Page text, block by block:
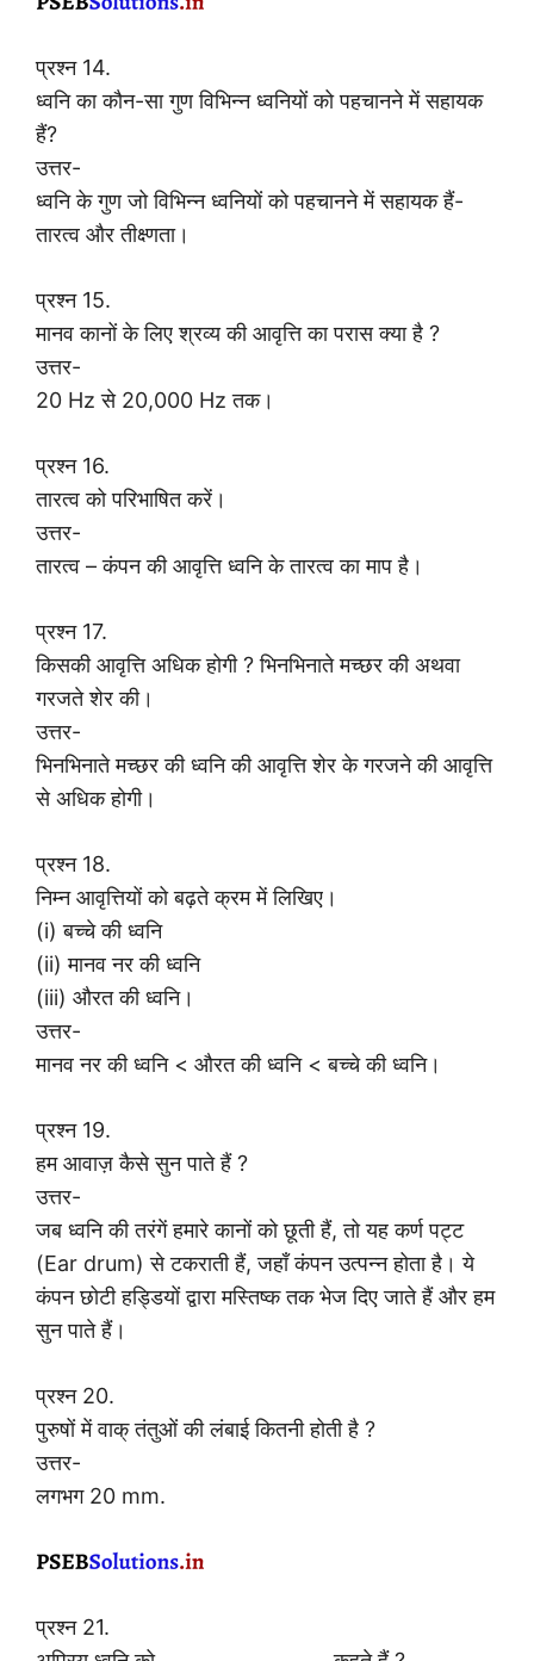
प्रश्न 14.
ध्वनि का कौन-सा गुण विभिन्न ध्वनियों को पहचानने में सहायक
हैं?
उत्तर-
ध्वनि के गुण जो विभिन्न ध्वनियों को पहचानने में सहायक हैं-
तारत्व और तीक्ष्णता।
प्रश्न 15.
मानव कानों के लिए श्रव्य की आवृत्ति का परास क्या है ?
उत्तर-
20 Hz से 20,000 Hz तक।
प्रश्न 16.
तारत्व को परिभाषित करें।
उत्तर-
तारत्व – कंपन की आवृत्ति ध्वनि के तारत्व का माप है।
प्रश्न 17.
किसकी आवृत्ति अधिक होगी ? भिनभिनाते मच्छर की अथवा
गरजते शेर की।
उत्तर-
भिनभिनाते मच्छर की ध्वनि की आवृत्ति शेर के गरजने की आवृत्ति
से अधिक होगी।
प्रश्न 18.
निम्न आवृत्तियों को बढ़ते क्रम में लिखिए।
(i) बच्चे की ध्वनि
(ii) मानव नर की ध्वनि
(iii) औरत की ध्वनि।
उत्तर-
मानव नर की ध्वनि < औरत की ध्वनि < बच्चे की ध्वनि।
प्रश्न 19.
हम आवाज़ कैसे सुन पाते हैं ?
उत्तर-
जब ध्वनि की तरंगें हमारे कानों को छूती हैं, तो यह कर्ण पट्ट
(Ear drum) से टकराती हैं, जहाँ कंपन उत्पन्न होता है। ये
कंपन छोटी हड्डियों द्वारा मस्तिष्क तक भेज दिए जाते हैं और हम
सुन पाते हैं।
प्रश्न 20.
पुरुषों में वाक् तंतुओं की लंबाई कितनी होती है ?
उत्तर-
लगभग 20 mm.
प्रश्न 21.